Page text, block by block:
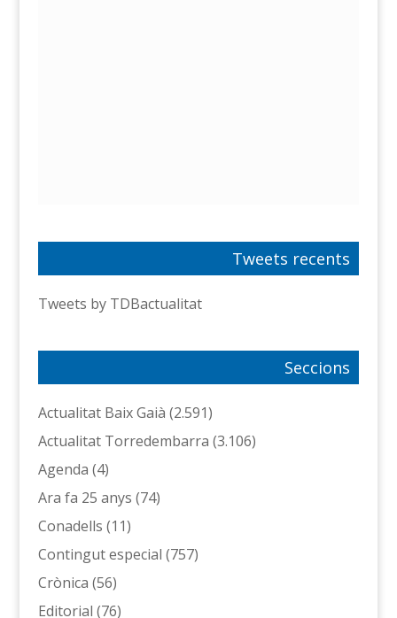
Tweets recents
Tweets by TDBactualitat
Seccions
Actualitat Baix Gaià (2.591)
Actualitat Torredembarra (3.106)
Agenda (4)
Ara fa 25 anys (74)
Conadells (11)
Contingut especial (757)
Crònica (56)
Editorial (76)